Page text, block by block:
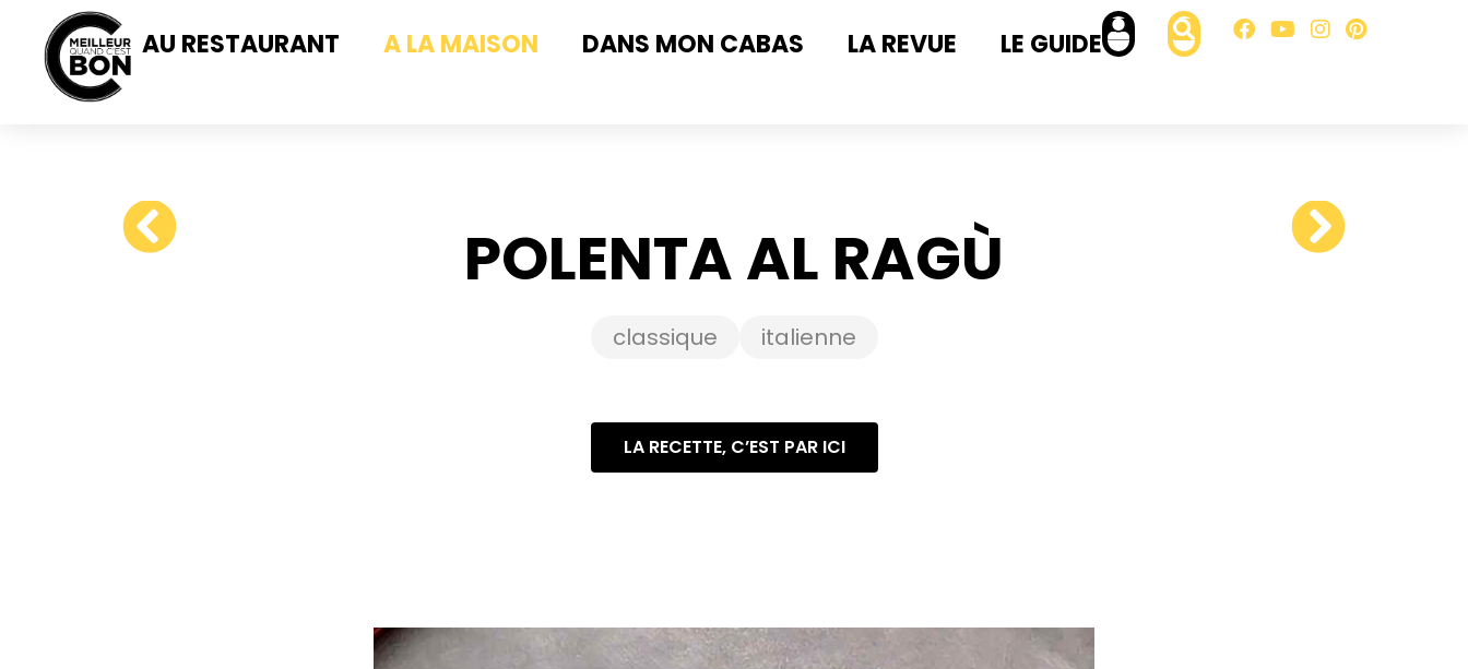
AU RESTAURANT A LA MAISON DANS MON CABAS LA REVUE LE GUIDE
POLENTA AL RAGÙ
classique italienne
LA RECETTE, C’EST PAR ICI